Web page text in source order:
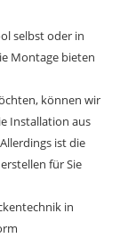
selbst oder in
Montage bieten
können wir
Installation aus
ist die
für Sie
in